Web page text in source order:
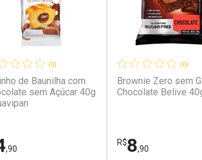
(0)
de Baunilha com
sem Açúcar 40g
,90
(0)
Brownie Zero sem
Chocolate Belive
R$8,90